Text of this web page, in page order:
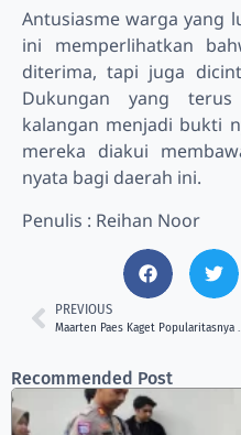
Antusiasme warga yang
ini memperlihatkan
diterima, tapi juga
Dukungan yang
kalangan menjadi bukti
mereka diakui
nyata bagi daerah ini.
Penulis : Reihan Noor
PREVIOUS
Maarten Paes
Recommended Post